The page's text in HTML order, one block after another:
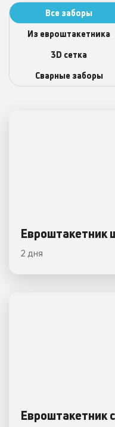
Все заборы
Из евроштакетника
3D сеткa
Сварные заборы
Евроштакетник
2 дня
Евроштакетник